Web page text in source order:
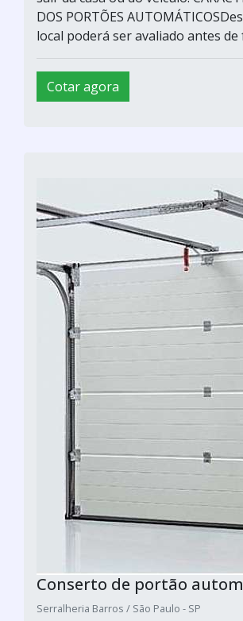
DOS PORTÕES
local poderá ser avaliado antes de
Cotar agora
Conserto de portão
Serralheria Barros / São Paulo - SP